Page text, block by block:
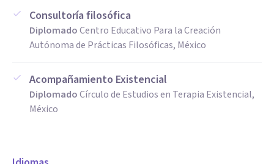
Consultoría filosófica
DiplomadoCentro Educativo Para la Creación
Autónoma de Prácticas Filosóficas, México
Acompañamiento Existencial
DiplomadoCírculo de Estudios en Terapia Existencial,
México